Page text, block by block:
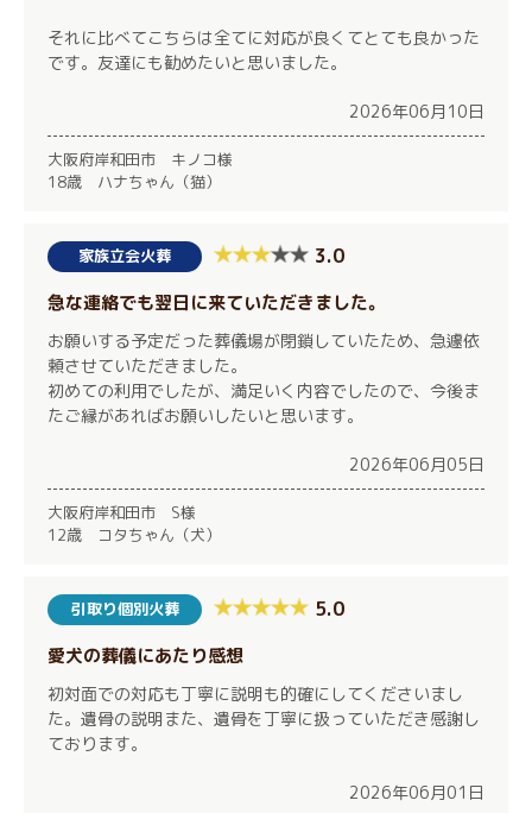
それに比べてこちらは全てに対応が良くてとても良かった
です。友達にも勧めたいと思いました。
2026年06月10日
大阪府岸和田市 キノコ様
18歳 ハナちゃん（猫）
家族立会火葬 3.0
急な連絡でも翌日に来ていただきました。
お願いする予定だった葬儀場が閉鎖していたため、急遽依
頼させていただきました。
初めての利用でしたが、満足いく内容でしたので、今後ま
たご縁があればお願いしたいと思います。
2026年06月05日
大阪府岸和田市 S様
12歳 コタちゃん（犬）
引取り個別火葬 5.0
愛犬の葬儀にあたり感想
初対面での対応も丁寧に説明も的確にしてくださいまし
た。遺骨の説明また、遺骨を丁寧に扱っていただき感謝し
ております。
2026年06月01日